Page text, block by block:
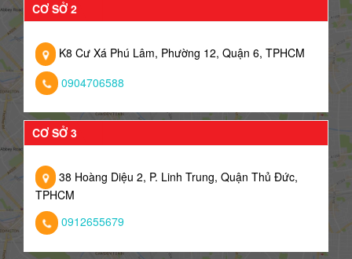
CƠ SỞ 2
K8 Cư Xá Phú Lâm, Phường 12, Quận 6, TPHCM
0904706588
CƠ SỞ 3
38 Hoàng Diệu 2, P. Linh Trung, Quận Thủ Đức,
TPHCM
0912655679